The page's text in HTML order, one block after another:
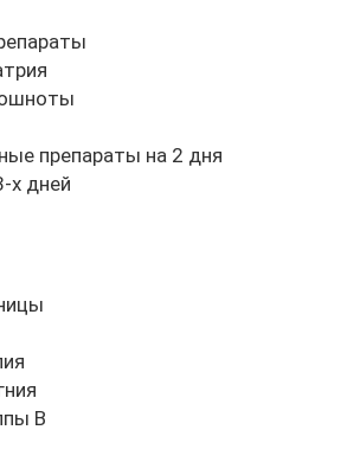
препараты на 2 дня
х дней
B